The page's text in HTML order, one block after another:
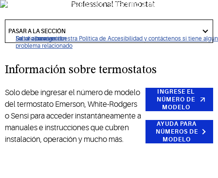
De clic para ver nuestra Política de Accesibilidad y contáctenos si tiene algún
problema relacionado
Saltar a navegación
Saltar al contenido
Saltar a buscar
features and easy installation, selecting a thermostat has
to
section
PASAR A LA SECCIÓN
Información sobre termostatos
Solo debe ingresar el número de modelo
del termostato Emerson, White-Rodgers
o Sensi para acceder instantáneamente a
manuales e instrucciones que cubren
instalación, operación y mucho más.
INGRESE EL
NÚMERO DE
MODELO
AYUDA PARA
NÚMEROS DE
MODELO